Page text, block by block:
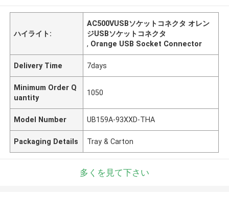
ハイライト:
AC500VUSBソケットコネクタ オレン
ジUSBソケットコネクタ
, Orange USB Socket Connector
Delivery Time 7days
Minimum Order Q
uantity
1050
Model Number UB159A-93XXD-THA
Packaging Details Tray & Carton
多くを見て下さい